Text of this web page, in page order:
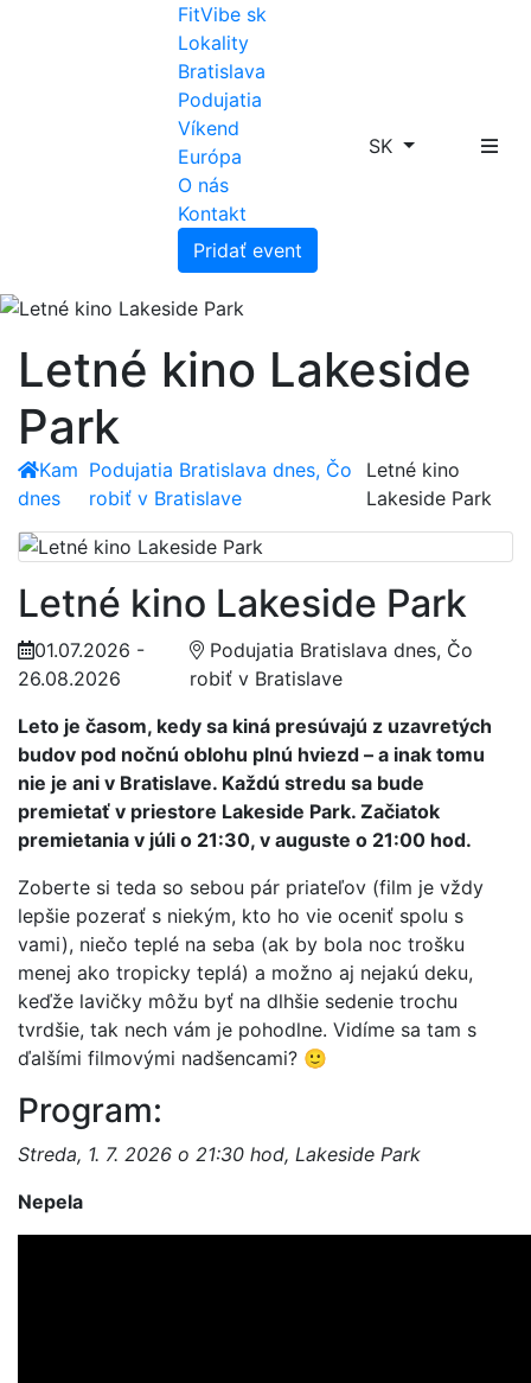
FitVibe sk
Lokality
Bratislava
Podujatia
Víkend
Európa
O nás
Kontakt
Pridať event
SK
Letné kino Lakeside
Park
Kam
dnes
Podujatia Bratislava dnes, Čo
robiť v Bratislave
Letné kino
Lakeside Park
Letné kino Lakeside Park
01.07.2026 -
26.08.2026
Podujatia Bratislava dnes, Čo
robiť v Bratislave
Leto je časom, kedy sa kiná presúvajú z uzavretých
budov pod nočnú oblohu plnú hviezd – a inak tomu
nie je ani v Bratislave. Každú stredu sa bude
premietať v priestore Lakeside Park. Začiatok
premietania v júli o 21:30, v auguste o 21:00 hod.
Zoberte si teda so sebou pár priateľov (film je vždy
lepšie pozerať s niekým, kto ho vie oceniť spolu s
vami), niečo teplé na seba (ak by bola noc trošku
menej ako tropicky teplá) a možno aj nejakú deku,
keďže lavičky môžu byť na dlhšie sedenie trochu
tvrdšie, tak nech vám je pohodlne. Vidíme sa tam s
ďalšími filmovými nadšencami? 🙂
Program:
Streda, 1. 7. 2026 o 21:30 hod, Lakeside Park
Nepela